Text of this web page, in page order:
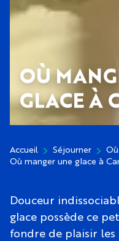
OÙ
GLACE À
Accueil Séjourner
Où manger une glace à
Douceur
glace possède ce
fondre de plaisir les